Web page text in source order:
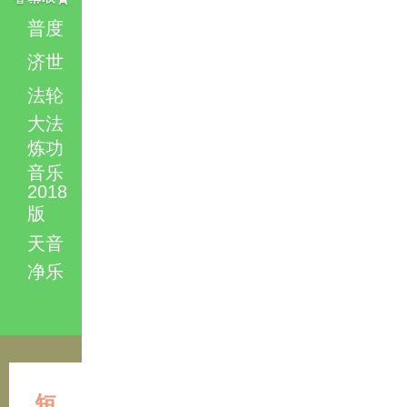
普度
济世
法轮
大法
炼功
音乐
2018
版
天音
净乐